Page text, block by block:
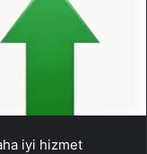
iyi hizmet